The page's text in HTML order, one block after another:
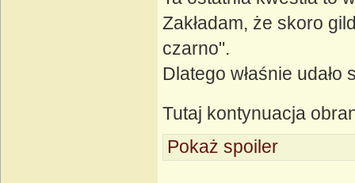
Zakładam, że skoro
czarno".
Dlatego właśnie
Tutaj kontynuacja
Pokaż spoiler